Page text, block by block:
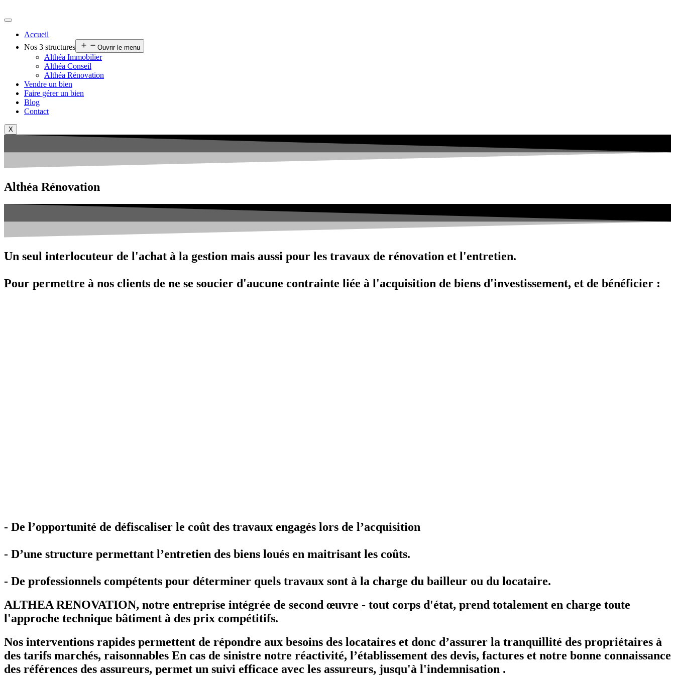
Accueil
Nos 3 structures
Ouvrir le menu
Althéa Immobilier
Althéa Conseil
Althéa Rénovation
Vendre un bien
Faire gérer un bien
Blog
Contact
X
Althéa Rénovation
Un seul interlocuteur de l'achat à la gestion mais aussi pour les travaux de rénovation et l'entretien.
Pour permettre à nos clients de ne se soucier d'aucune contrainte liée à l'acquisition de biens d'investissement, et de bénéficier :
- De l’opportunité de défiscaliser le coût des travaux engagés lors de l’acquisition
- D’une structure permettant l’entretien des biens loués en maitrisant les coûts.
- De professionnels compétents pour déterminer quels travaux sont à la charge du bailleur ou du locataire.
ALTHEA RENOVATION, notre entreprise intégrée de second œuvre - tout corps d'état, prend totalement en charge toute
l'approche technique bâtiment à des prix compétitifs.
Nos interventions rapides permettent de répondre aux besoins des locataires et donc d’assurer la tranquillité des propriétaires à
des tarifs marchés, raisonnables En cas de sinistre notre réactivité, l’établissement des devis, factures et notre bonne connaissance
des références des assureurs, permet un suivi efficace avec les assureurs, jusqu'à l'indemnisation .